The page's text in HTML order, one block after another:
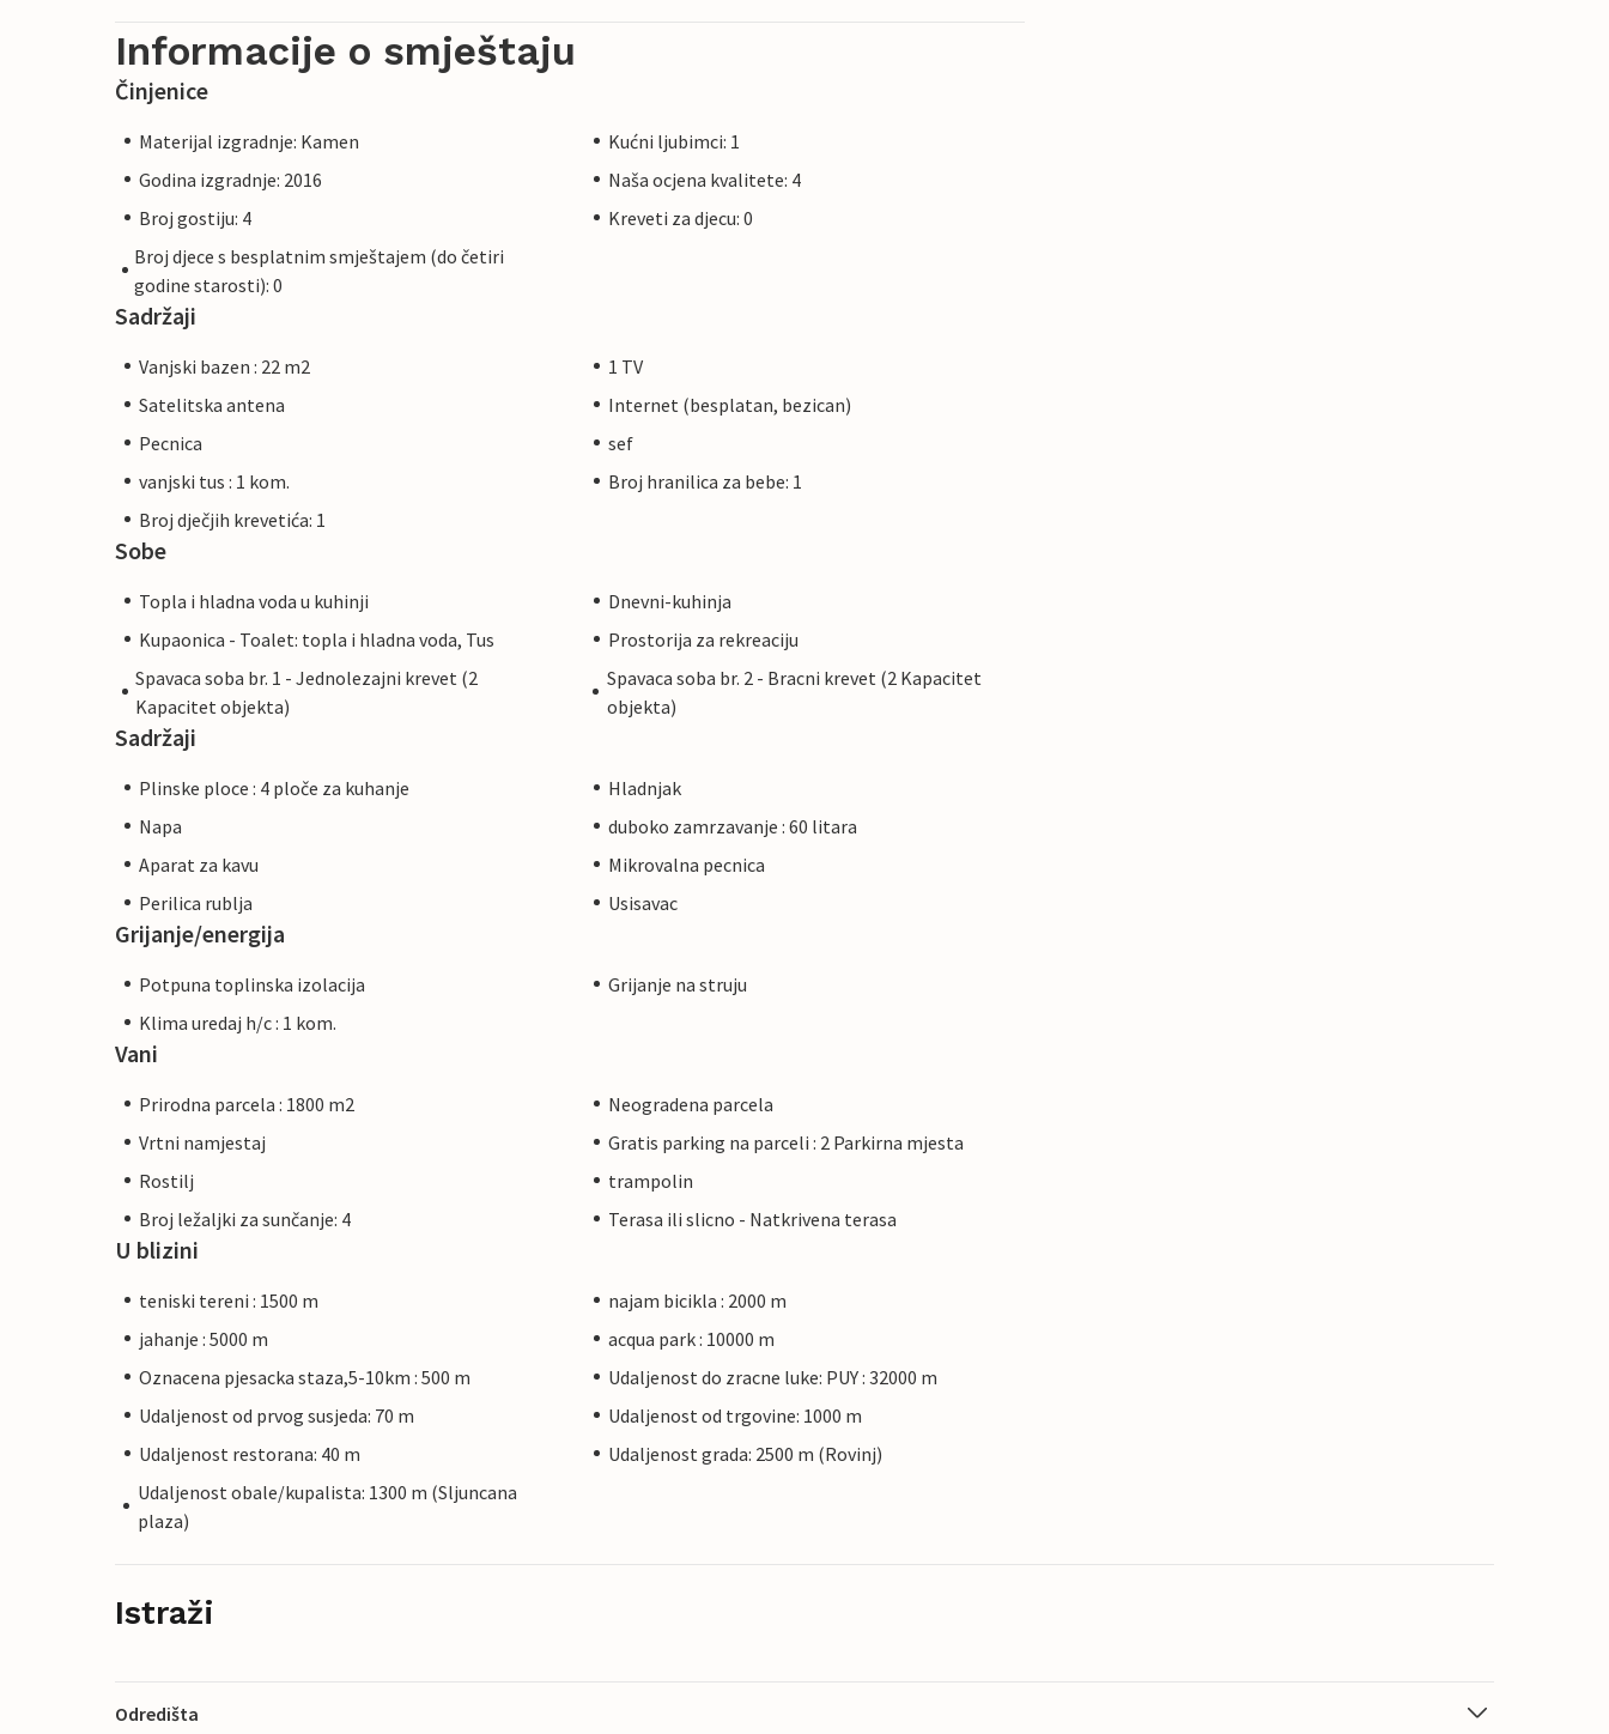
Informacije o smještaju
Činjenice
Materijal izgradnje: Kamen
Kućni ljubimci: 1
Godina izgradnje: 2016
Naša ocjena kvalitete: 4
Broj gostiju: 4
Kreveti za djecu: 0
Broj djece s besplatnim smještajem (do četiri
godine starosti): 0
Sadržaji
Vanjski bazen : 22 m2
1 TV
Satelitska antena
Internet (besplatan, bezican)
Pecnica
sef
vanjski tus : 1 kom.
Broj hranilica za bebe: 1
Broj dječjih krevetića: 1
Sobe
Topla i hladna voda u kuhinji
Dnevni-kuhinja
Kupaonica - Toalet: topla i hladna voda, Tus
Prostorija za rekreaciju
Spavaca soba br. 1 - Jednolezajni krevet (2
Kapacitet objekta)
Spavaca soba br. 2 - Bracni krevet (2 Kapacitet
objekta)
Sadržaji
Plinske ploce : 4 ploče za kuhanje
Hladnjak
Napa
duboko zamrzavanje : 60 litara
Aparat za kavu
Mikrovalna pecnica
Perilica rublja
Usisavac
Grijanje/energija
Potpuna toplinska izolacija
Grijanje na struju
Klima uredaj h/c : 1 kom.
Vani
Prirodna parcela : 1800 m2
Neogradena parcela
Vrtni namjestaj
Gratis parking na parceli : 2 Parkirna mjesta
Rostilj
trampolin
Broj ležaljki za sunčanje: 4
Terasa ili slicno - Natkrivena terasa
U blizini
teniski tereni : 1500 m
najam bicikla : 2000 m
jahanje : 5000 m
acqua park : 10000 m
Oznacena pjesacka staza,5-10km : 500 m
Udaljenost do zracne luke: PUY : 32000 m
Udaljenost od prvog susjeda: 70 m
Udaljenost od trgovine: 1000 m
Udaljenost restorana: 40 m
Udaljenost grada: 2500 m (Rovinj)
Udaljenost obale/kupalista: 1300 m (Sljuncana
plaza)
Istraži
Odredišta